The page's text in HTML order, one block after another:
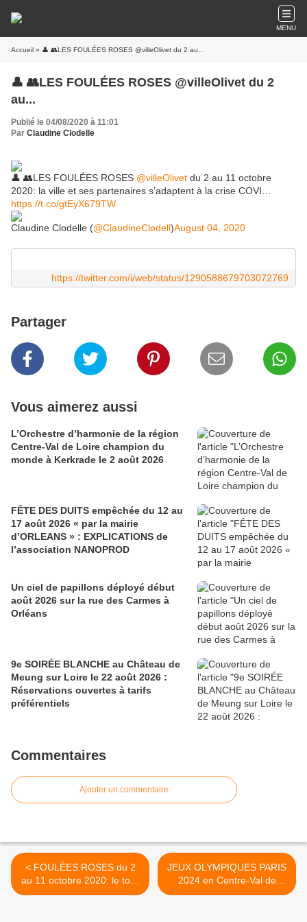
MENU
Accueil » 👤 👥LES FOULÉES ROSES @villeOlivet du 2 au...
👤 👥LES FOULÉES ROSES @villeOlivet du 2
au...
Publié le 04/08/2020 à 11:01
Par Claudine Clodelle
👤 👥LES FOULÉES ROSES @villeOlivet du 2 au 11 octobre
2020: la ville et ses partenaires s’adaptent à la crise COVI…
https://t.co/gtEyX679TW
Claudine Clodelle (@ClaudineClodell)August 04, 2020
https://twitter.com/i/web/status/1290588679703072769
Partager
Vous aimerez aussi
L’Orchestre d’harmonie de la région
Centre-Val de Loire champion du
monde à Kerkrade le 2 août 2026
FÊTE DES DUITS empêchée du 12 au
17 août 2026 « par la mairie
d’ORLEANS » : EXPLICATIONS de
l’association NANOPROD
Un ciel de papillons déployé début
août 2026 sur la rue des Carmes à
Orléans
9e SOIRÉE BLANCHE au Château de
Meung sur Loire le 22 août 2026 :
Réservations ouvertes à tarifs
préférentiels
Commentaires
Ajouter un commentaire
< FOULÉES ROSES du 2
au 11 octobre 2020: le tour
du monde virtuel organisé
JEUX OLYMPIQUES PARIS
2024 en Centre-Val de
Loire: François BONNEAU